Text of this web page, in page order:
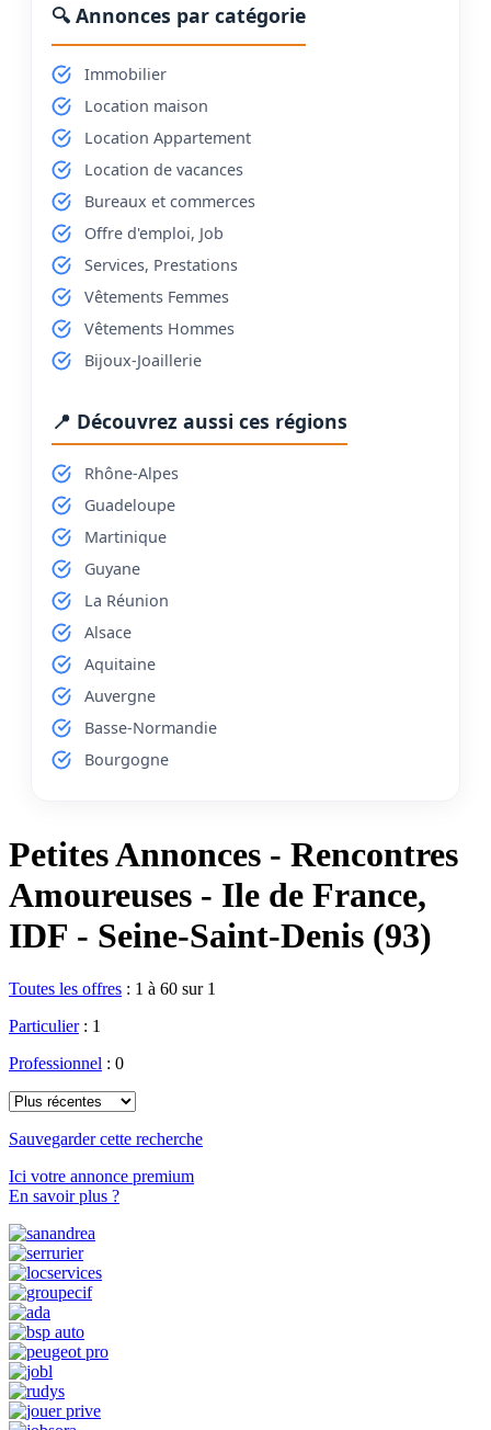
🔍 Annonces par catégorie
Immobilier
Location maison
Location Appartement
Location de vacances
Bureaux et commerces
Offre d'emploi, Job
Services, Prestations
Vêtements Femmes
Vêtements Hommes
Bijoux-Joaillerie
📍 Découvrez aussi ces régions
Rhône-Alpes
Guadeloupe
Martinique
Guyane
La Réunion
Alsace
Aquitaine
Auvergne
Basse-Normandie
Bourgogne
Petites Annonces - Rencontres
Amoureuses - Ile de France,
IDF - Seine-Saint-Denis (93)
Toutes les offres : 1 à 60 sur 1
Particulier: 1
Professionnel : 0
Sauvegarder cette recherche
Ici votre annonce premium
En savoir plus ?